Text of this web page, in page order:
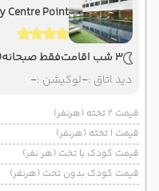
Centre Point
3 شب اقامت فقط صبحانه
دید اتاق :-لوکیشن :-
قیمت 2 تخته (هرنفر)
قیمت 1 تخته (هرنفر)
قیمت کودک با تخت (هر نفر)
قیمت کودک بدون تخت (هرنفر)